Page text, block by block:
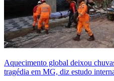
Aquecimento global deixou
tragédia em MG, diz estudo